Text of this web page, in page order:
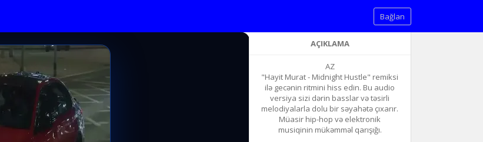
Bağlan
AÇIKLAMA
AZ
"Hayit Murat - Midnight Hustle" remiksi
ilə gecənin ritmini hiss edin. Bu audio
versiya sizi dərin basslar və təsirli
melodiyalarla dolu bir səyahətə çıxarır.
Müasir hip-hop və elektronik
musiqinin mükəmməl qarışığı.